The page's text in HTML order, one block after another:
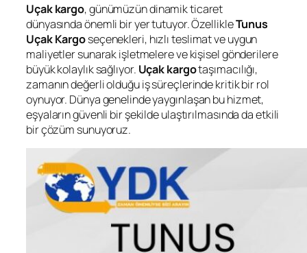
Uçak kargo, günümüzün dinamik ticaret
dünyasında önemli bir yer tutuyor. ÖzellikleTunus
Uçak Kargoseçenekleri, hızlı teslimat ve uygun
maliyetler sunarak işletmelere ve kişisel gönderilere
büyük kolaylık sağlıyor. Uçak kargotaşımacılığı,
zamanın değerli olduğu iş süreçlerinde kritik bir rol
oynuyor. Dünya genelinde yaygınlaşan bu hizmet,
eşyaların güvenli bir şekilde ulaştırılmasında da etkili
bir çözüm sunuyoruz.